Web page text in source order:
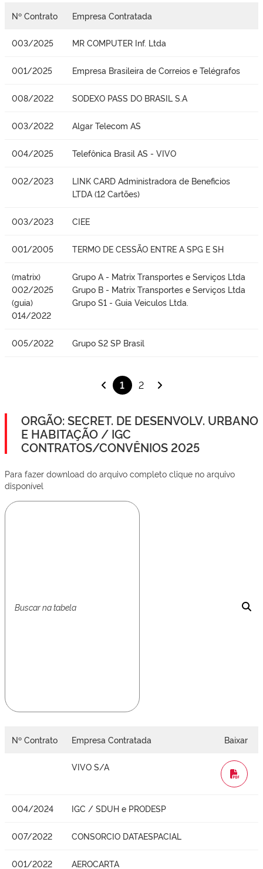
Nº Contrato Empresa Contratada
003/2025 MR COMPUTER Inf. Ltda
001/2025 Empresa Brasileira de Correios e Telégrafos
008/2022 SODEXO PASS DO BRASIL S.A
003/2022 Algar Telecom AS
004/2025 Telefônica Brasil AS - VIVO
002/2023
LINK CARD Administradora de Beneficios
LTDA (12 Cartões)
003/2023 CIEE
001/2005 TERMO DE CESSÃO ENTRE A SPG E SH
(matrix)
002/2025
(guia)
014/2022
Grupo A - Matrix Transportes e Serviços Ltda
Grupo B - Matrix Transportes e Serviços Ltda
Grupo S1 - Guia Veiculos Ltda.
005/2022 Grupo S2 SP Brasil
1 2
ORGÃO: SECRET. DE DESENVOLV. URBANO
E HABITAÇÃO / IGC
CONTRATOS/CONVÊNIOS 2025
Para fazer download do arquivo completo clique no arquivo
disponível
Nº Contrato Empresa Contratada Baixar
VIVO S/A
WORD
004/2024 IGC / SDUH e PRODESP
007/2022 CONSORCIO DATAESPACIAL
001/2022 AEROCARTA